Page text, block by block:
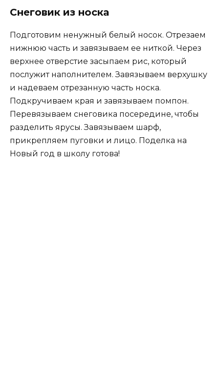
Снеговик из носка
Подготовим ненужный белый носок. Отрезаем
нижнюю часть и завязываем ее ниткой. Через
верхнее отверстие засыпаем рис, который
послужит наполнителем. Завязываем верхушку
и надеваем отрезанную часть носка.
Подкручиваем края и завязываем помпон.
Перевязываем снеговика посередине, чтобы
разделить ярусы. Завязываем шарф,
прикрепляем пуговки и лицо. Поделка на
Новый год в школу готова!